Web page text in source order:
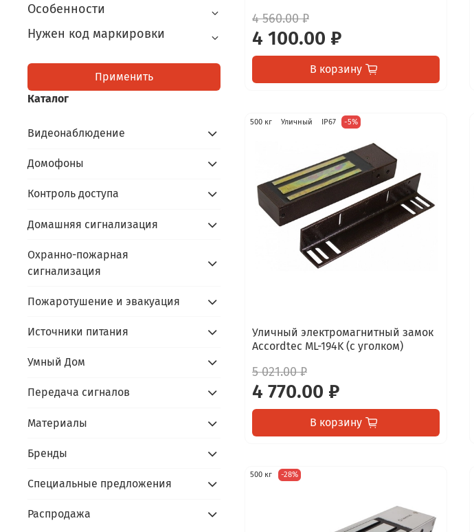
4 560.00 ₽
4 100.00 ₽
В корзину
500 кг Уличный IP67 -5%
Уличный электромагнитный замок
Accordtec ML-194K (с уголком)
5 021.00 ₽
4 770.00 ₽
В корзину
500 кг -28%
Особенности
Нужен код маркировки
Применить
Каталог
Видеонаблюдение
Домофоны
Контроль доступа
Домашняя сигнализация
Охранно-пожарная
сигнализация
Пожаротушение и эвакуация
Источники питания
Умный Дом
Передача сигналов
Материалы
Бренды
Специальные предложения
Распродажа